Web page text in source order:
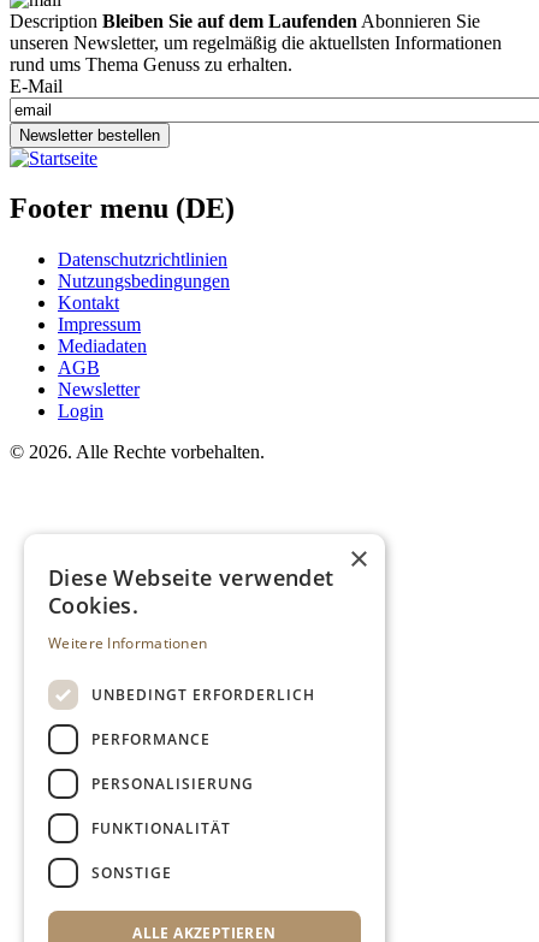
Description Bleiben Sie auf dem Laufenden Abonnieren Sie
unseren Newsletter, um regelmäßig die aktuellsten Informationen
rund ums Thema Genuss zu erhalten.
E-Mail
Newsletter bestellen
Footer menu (DE)
Datenschutzrichtlinien
Nutzungsbedingungen
Kontakt
Impressum
Mediadaten
AGB
Newsletter
Login
© 2026. Alle Rechte vorbehalten.
×
Diese Webseite verwendet
Cookies.
Weitere Informationen
UNBEDINGT ERFORDERLICH
PERFORMANCE
PERSONALISIERUNG
FUNKTIONALITÄT
SONSTIGE
ALLE AKZEPTIEREN